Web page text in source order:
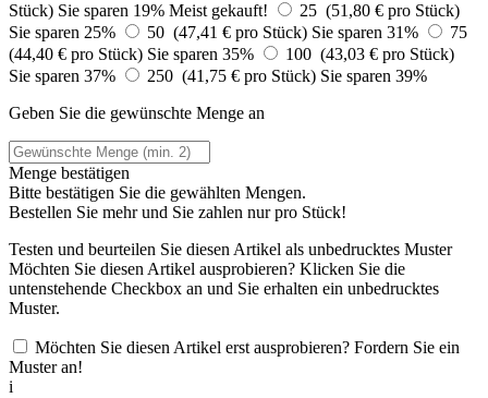
Stück) Sie sparen 19% Meist gekauft!
25 (51,80 € pro Stück)
Sie sparen 25%
50 (47,41 € pro Stück) Sie sparen 31%
75
(44,40 € pro Stück) Sie sparen 35%
100 (43,03 € pro Stück)
Sie sparen 37%
250 (41,75 € pro Stück) Sie sparen 39%
Geben Sie die gewünschte Menge an
Menge bestätigen
Bitte bestätigen Sie die gewählten Mengen.
Bestellen Sie mehr und Sie zahlen nurpro Stück!
Testen und beurteilen Sie diesen Artikel als unbedrucktes Muster
Möchten Sie diesen Artikel ausprobieren? Klicken Sie die
untenstehende Checkbox an und Sie erhalten ein unbedrucktes
Muster.
Möchten Sie diesen Artikel erst ausprobieren? Fordern Sie ein
Muster an!
i